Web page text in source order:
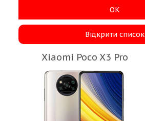
ОК
Відкрити список
Xiaomi Poco X3 Pro